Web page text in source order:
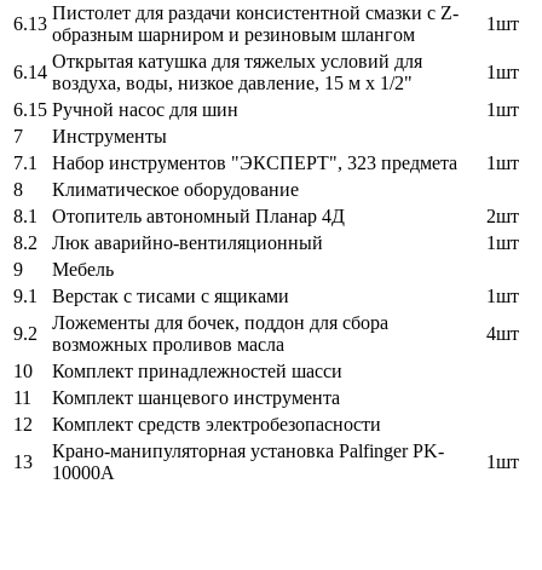
6.13
Пистолет для раздачи консистентной смазки с Z-
образным шарниром и резиновым шлангом
1шт
6.14
Открытая катушка для тяжелых условий для
воздуха, воды, низкое давление, 15 м х 1/2"
1шт
6.15 Ручной насос для шин
1шт
7
Инструменты
7.1
Набор инструментов "ЭКСПЕРТ", 323 предмета
1шт
8
Климатическое оборудование
8.1
Отопитель автономный Планар 4Д
2шт
8.2
Люк аварийно-вентиляционный
1шт
9
Мебель
9.1
Верстак с тисами с ящиками
1шт
9.2
Ложементы для бочек, поддон для сбора
возможных проливов масла
4шт
10
Комплект принадлежностей шасси
11
Комплект шанцевого инструмента
12
Комплект средств электробезопасности
13
Крано-манипуляторная установка Palfinger PK-
10000A
1шт